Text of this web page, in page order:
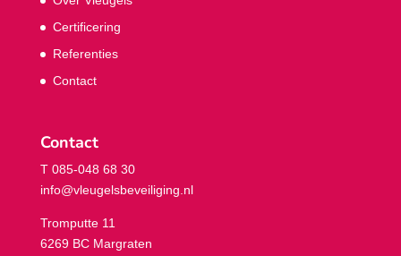
Certificering
Referenties
Contact
Contact
T 085-048 68 30
info@vleugelsbeveiliging.nl
Tromputte 11
6269 BC Margraten